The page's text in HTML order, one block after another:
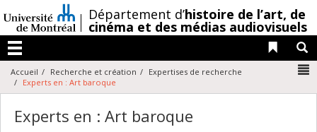
au
contenu
/Département d’histoire de l’art, de
cinéma et des médias audiovisuels
Menu
Liens
Accueil Recherche et création
Expertises de recherche
Experts en : Art baroque
Experts en : Art baroque